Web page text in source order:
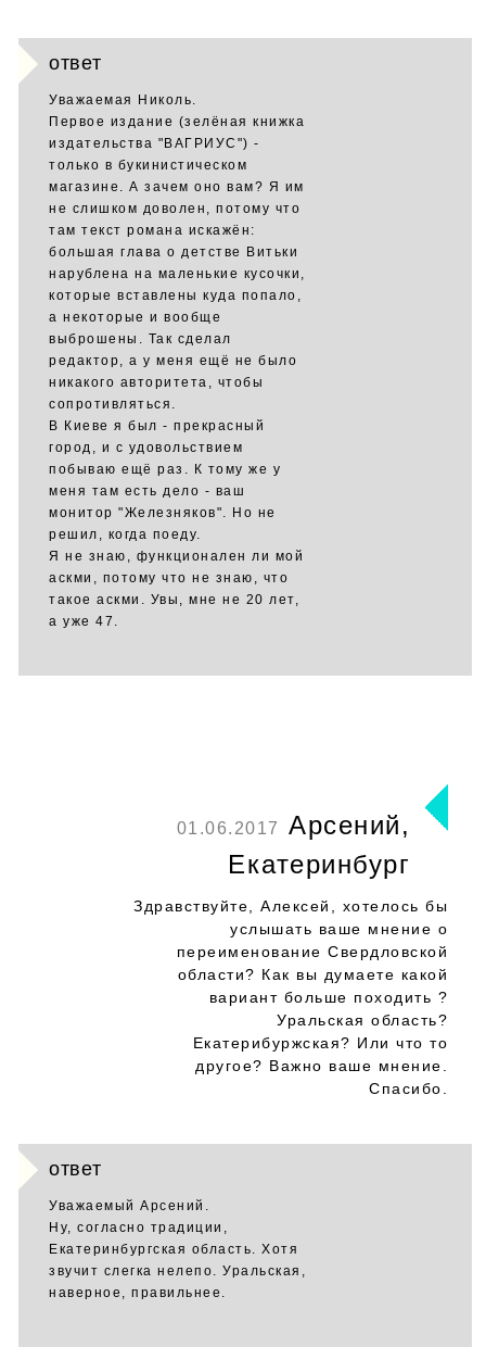
ответ
Уважаемая Николь.
Первое издание (зелёная книжка
издательства "ВАГРИУС") -
только в букинистическом
магазине. А зачем оно вам? Я им
не слишком доволен, потому что
там текст романа искажён:
большая глава о детстве Витьки
нарублена на маленькие кусочки,
которые вставлены куда попало,
а некоторые и вообще
выброшены. Так сделал
редактор, а у меня ещё не было
никакого авторитета, чтобы
сопротивляться.
В Киеве я был - прекрасный
город, и с удовольствием
побываю ещё раз. К тому же у
меня там есть дело - ваш
монитор "Железняков". Но не
решил, когда поеду.
Я не знаю, функционален ли мой
аскми, потому что не знаю, что
такое аскми. Увы, мне не 20 лет,
а уже 47.
01.06.2017
Арсений,
Екатеринбург
Здравствуйте, Алексей, хотелось бы
услышать ваше мнение о
переименование Свердловской
области? Как вы думаете какой
вариант больше походить ?
Уральская область?
Екатерибуржская? Или что то
другое? Важно ваше мнение.
Спасибо.
ответ
Уважаемый Арсений.
Ну, согласно традиции,
Екатеринбургская область. Хотя
звучит слегка нелепо. Уральская,
наверное, правильнее.